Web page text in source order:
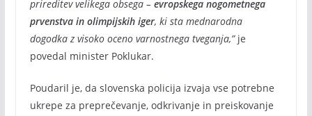
prireditev velikega obsega – evropskega nogometnega
prvenstva in olimpijskih iger, ki sta mednarodna
dogodka z visoko oceno varnostnega tveganja,”je
povedal minister Poklukar.
Poudaril je, da slovenska policija izvaja vse potrebne
ukrepe za preprečevanje, odkrivanje in preiskovanje